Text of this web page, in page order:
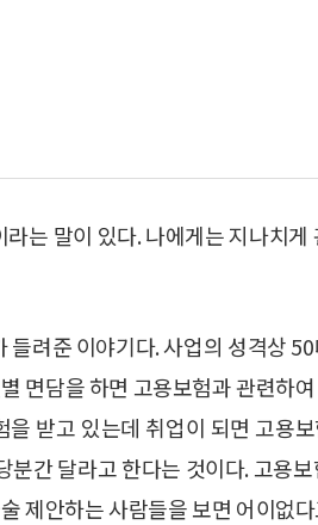
는 말이 있다. 나에게는 지나치
들려준 이야기다. 사업의 성격상
면담을 하면 고용보험과 관련하
받고 있는데 취업이 되면 고용
분간 달라고 한다는 것이다. 고용
제안하는 사람들을 보면 어이없